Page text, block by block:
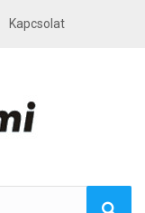
Kapcsolat